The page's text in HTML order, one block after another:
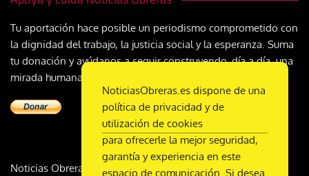
Tu aportación hace posible un periodismo comprometido con
la dignidad del trabajo, la justicia social y la esperanza. Suma
tu donación y ayúdanos a seguir construyendo, día a día, una
mirada humana y cristiana sobre el mundo del trabajo
Noticias Obreras | DL M-2359-1958 | ISSN 2340-9231 |
NoticiasObreras.es dispone de una
política de privacidad y de
utilización de cookies
para ofrecerle la mejor seguridad,
garantía y experiencia en este
espacio de comunicación. Si desea